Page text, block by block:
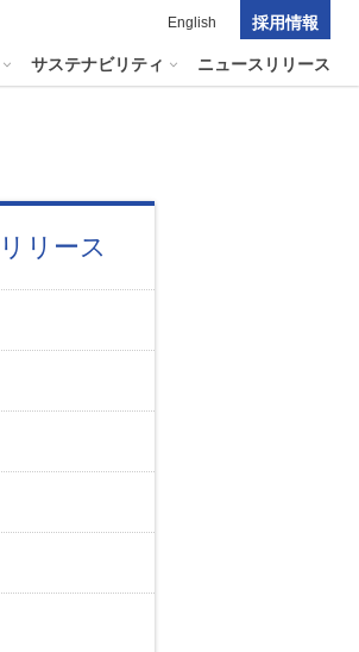
ト
サステナビリティ
スの状況
テグリティ
ニュースリリース
English 採用情報
リース